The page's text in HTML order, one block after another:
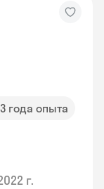
3 года опыта
г.